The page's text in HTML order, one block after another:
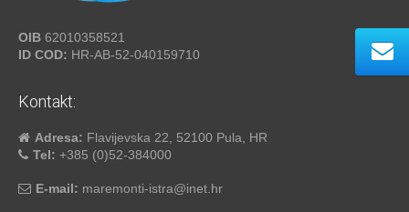
OIB 62010358521
ID COD: HR-AB-52-040159710
Kontakt:
Adresa: Flavijevska 22, 52100 Pula, HR
Tel: +385 (0)52-384000
E-mail: maremonti-istra@inet.hr